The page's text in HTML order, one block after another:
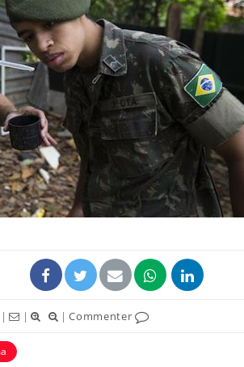
| | |Commenter
Mordue par un
barracuda, une petite fille
secourue grâce à un
réflexe essentiel
Légionellose en Suisse :
quelle est l’origine de la
contamination ?
les réactions sévères